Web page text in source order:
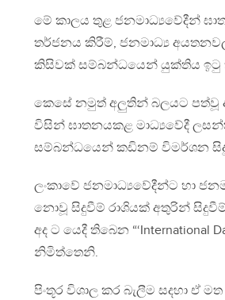
මේ කාලය තුළ ජනමාධ්‍යවේදීන්
තර්ජනය කිරීම්, ජනමාධ්‍ය
කිසිවක් සම්බන්ධයෙන් යුක්තිය ඉටු
කෙසේ නමුත් අලුතින් බලයට පත්වූ
විසින් ඝාතනයකළ මාධ්‍යවේදී
සම්බන්ධයෙන් කඩිනම් විමර්ශන
ලංකාවේ ජනමාධ්‍යවේදීන්ට හා
නොවූ සිදුවීම් රාශියක් අතුරින්
අද ට යෙදී තිබෙන “‘International
නිමිත්තෙනි.
පිංතූර විශාල කර බැලීම සදහා